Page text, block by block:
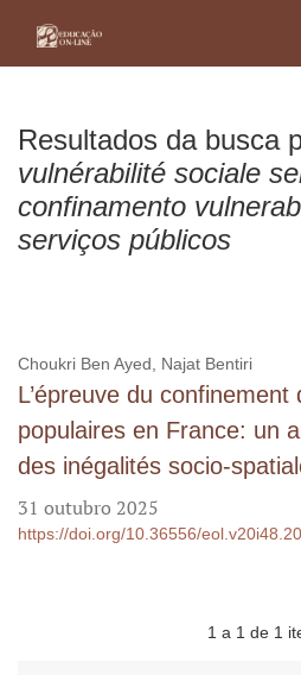
Resultados da busca
vulnérabilité sociale
confinamento
serviços públicos
Choukri Ben Ayed, Najat Bentiri
L’épreuve du
populaires en France: un
des inégalités socio-
31 outubro 2025
https://doi.org/10.36556/
1 a 1 de 1